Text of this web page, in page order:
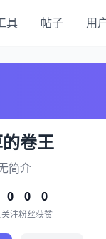
具 帖子 用
卷王
简介
0
关注
0
粉丝
0
获赞